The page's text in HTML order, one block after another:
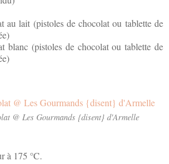
au lait (pistoles de chocolat ou tablette de
blanc (pistoles de chocolat ou tablette de
@ Les Gourmands {disent} d'Armelle
à 175 °C.